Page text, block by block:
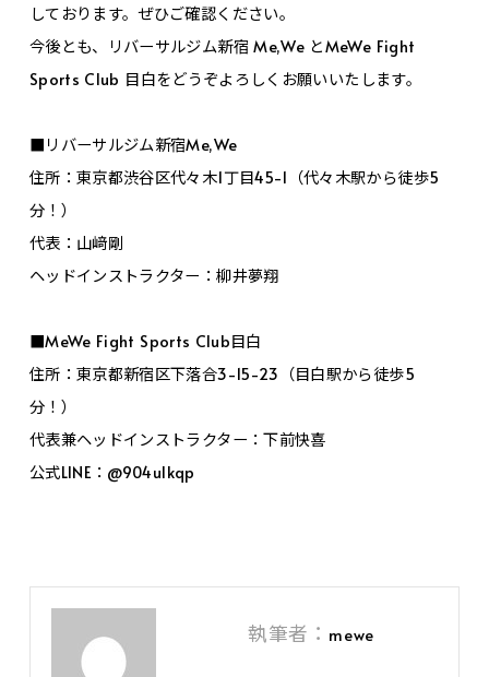
しております。ぜひご確認ください。
今後とも、リバーサルジム新宿 Me,We とMeWe Fight
Sports Club 目白をどうぞよろしくお願いいたします。
■リバーサルジム新宿Me,We
住所：東京都渋谷区代々木1丁目45-1（代々木駅から徒歩5
分！）
代表：山﨑剛
ヘッドインストラクター：柳井夢翔
■MeWe Fight Sports Club目白
住所：東京都新宿区下落合3-15-23（目白駅から徒歩5
分！）
代表兼ヘッドインストラクター：下前快喜
公式LINE：@904ulkqp
執筆者： mewe